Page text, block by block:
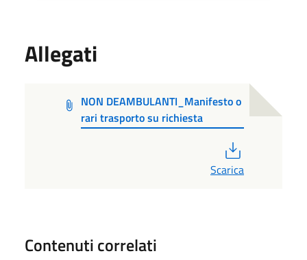
Allegati
NON DEAMBULANTI_Manifesto o
rari trasporto su richiesta
Scarica
Contenuti correlati